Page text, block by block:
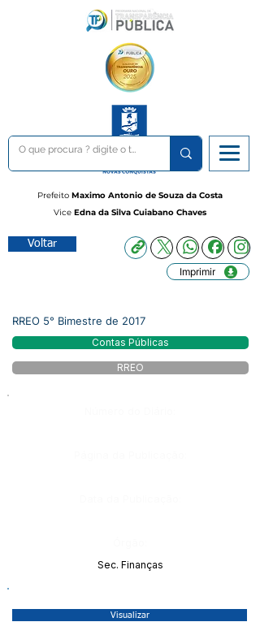
Prefeito Maximo Antonio de Souza da Costa
Vice Edna da Silva Cuiabano Chaves
Voltar
Imprimir
RREO 5° Bimestre de 2017
Contas Públicas
RREO
Sec. Finanças
Visualizar